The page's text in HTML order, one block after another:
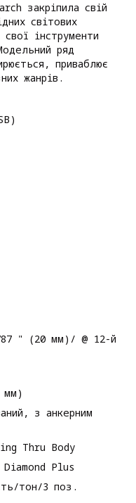
закріпила свій
світових
інструменти
ряд
приваблює
жанрів.
" (20 мм)/ @ 12-й
мм)
з анкерним
Thru Body
Plus
тон/3 поз.